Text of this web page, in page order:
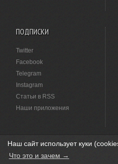
Наш сайт использует куки
Что это и зачем →
ПОДПИСКИ
Twitter
Facebook
Telegram
Instagram
Статьи в RSS
Наши приложения
НАШЛИ ОПЕЧАТКУ?
Выделите ее мышкой и нажмите